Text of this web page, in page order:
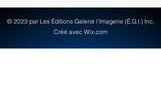
© 2023 par Les Éditions Galerie l'Imagerie (É.G.I.) Inc.
Créé avec Wix.com